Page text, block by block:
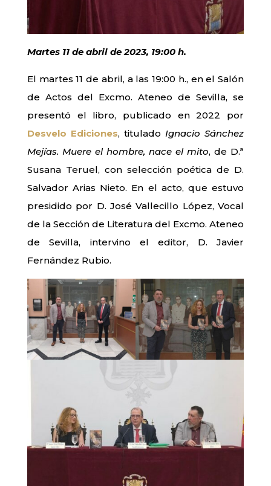
Martes 11 de abril de 2023, 19:00 h.
El martes 11 de abril, a las 19:00 h., en el Salón
de Actos del Excmo. Ateneo de Sevilla, se
presentó el libro, publicado en 2022 por
Desvelo Ediciones, titulado Ignacio Sánchez
Mejías. Muere el hombre, nace el mito, de D.ª
Susana Teruel, con selección poética de D.
Salvador Arias Nieto. En el acto, que estuvo
presidido por D. José Vallecillo López, Vocal
de la Sección de Literatura del Excmo. Ateneo
de Sevilla, intervino el editor, D. Javier
Fernández Rubio.